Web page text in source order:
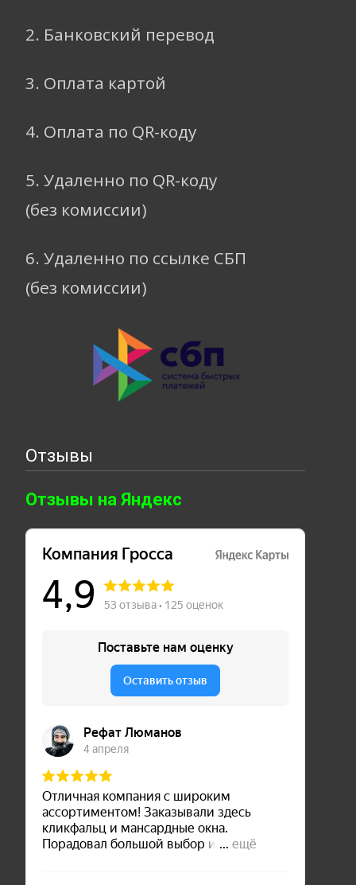
2. Банковский перевод
3. Оплата картой
4. Оплата по QR-коду
5. Удаленно по QR-коду
(без комиссии)
6. Удаленно по ссылке СБП
(без комиссии)
Отзывы
Отзывы на Яндекс